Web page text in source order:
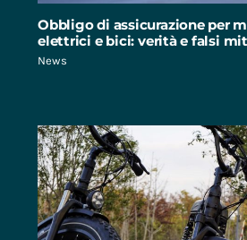
Obbligo di assicurazione per
elettrici e bici: verità e falsi
News